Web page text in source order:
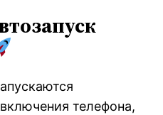
телефона,